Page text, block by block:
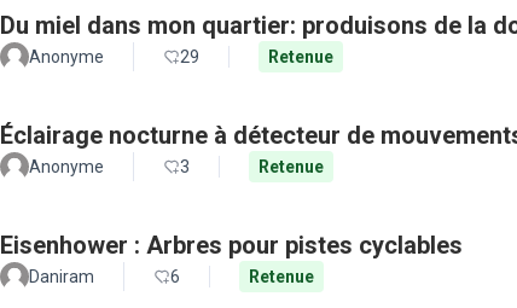
Du miel dans mon quartier: produisons de la
Anonyme 29 Retenue
Éclairage nocturne à détecteur de
Anonyme 3 Retenue
Eisenhower : Arbres pour pistes cyclables
Daniram 6 Retenue